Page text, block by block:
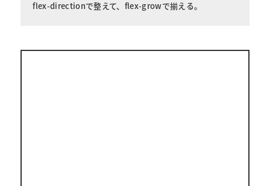
flex-directionで整えて、flex-growで揃える。